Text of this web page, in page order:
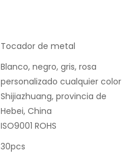
Tocador de metal
Blanco, negro, gris, rosa
personalizado cualquier color
Shijiazhuang, provincia de
Hebei, China
ISO9001 ROHS
30pcs